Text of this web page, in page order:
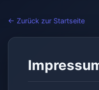
← Zurück zur Startseite